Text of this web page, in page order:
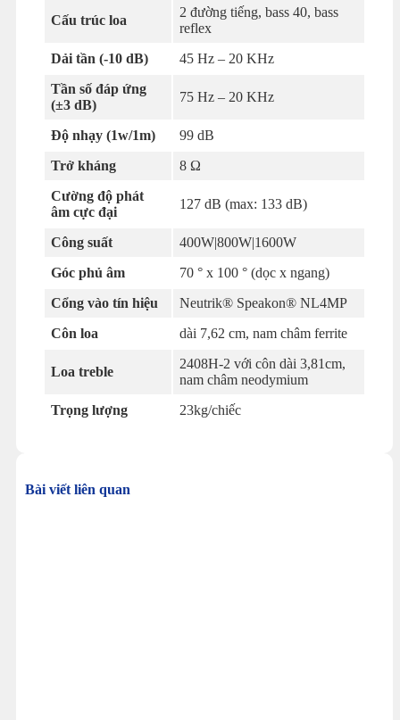
Cấu trúc loa
2 đường tiếng, bass 40, bass
reflex
Dải tần (-10 dB)
45 Hz – 20 KHz
Tần số đáp ứng
(±3 dB)
75 Hz – 20 KHz
Độ nhạy (1w/1m)
99 dB
Trở kháng
8 Ω
Cường độ phát
âm cực đại
127 dB (max: 133 dB)
Công suất
400W|800W|1600W
Góc phủ âm
70 ° x 100 ° (dọc x ngang)
Cổng vào tín hiệu
Neutrik® Speakon® NL4MP
Côn loa
dài 7,62 cm, nam châm ferrite
Loa treble
2408H-2 với côn dài 3,81cm,
nam châm neodymium
Trọng lượng
23kg/chiếc
Bài viết liên quan